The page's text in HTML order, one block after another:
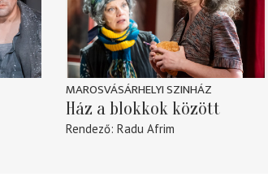
MAROSVÁSÁRHELYI SZINHÁZ
Ház a blokkok között
Rendező Radu Afrim